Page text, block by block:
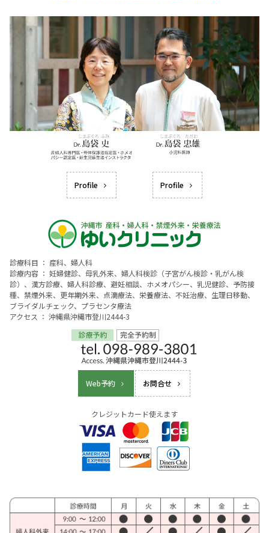
Profile Profile
診療科目 ： 産科、婦人科
診療内容 ： 妊婦健診、母乳外来、婦人科検診（子宮がん検診・乳がん検
診）、漢方診療、婦人科診療、避妊相談、ホメオパシー、乳児健診、予防接
種、禁煙外来、更年期外来、点滴療法、栄養療法、不妊治療、生理日移動、
ブライダルチェック、プラセンタ療法
アクセス ： 沖縄県沖縄市登川2444-3
Web予約 お問合せ
クレジットカード使えます